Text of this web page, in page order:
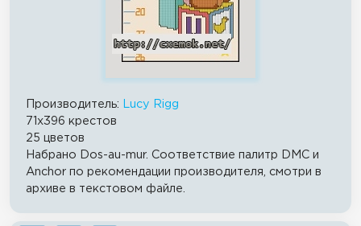
Производитель:
Lucy Rigg
71x396 крестов
25 цветов
Набрано Dos-au-mur. Соответствие палитр DMC и
Anchor по рекомендации производителя, смотри в
архиве в текстовом файле.